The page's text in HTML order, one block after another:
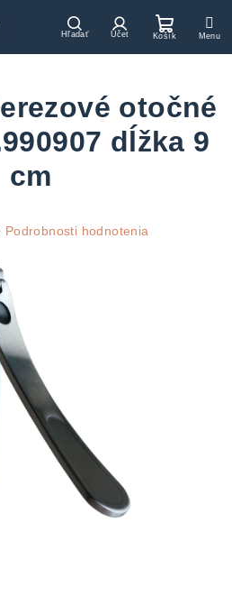
HľadaťPrihlásenie
košík
otočné
dĺžka 9
cm
Podrobnosti hodnotenia